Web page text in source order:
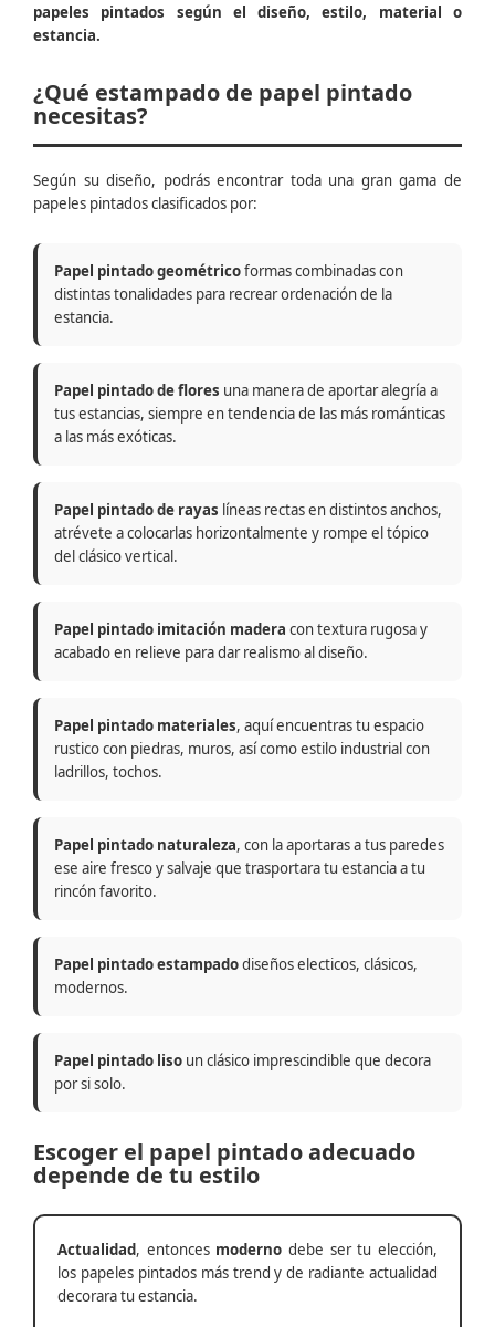
papeles pintados según el diseño, estilo, material o
estancia.
¿Qué estampado de papel pintado
necesitas?
Según su diseño, podrás encontrar toda una gran gama de
papeles pintados clasificados por:
Papel pintado geométricoformas combinadas con
distintas tonalidades para recrear ordenación de la
estancia.
Papel pintado de flores una manera de aportar alegría a
tus estancias, siempre en tendencia de las más románticas
a las más exóticas.
Papel pintado de rayas líneas rectas en distintos anchos,
atrévete a colocarlas horizontalmente y rompe el tópico
del clásico vertical.
Papel pintado imitación madera con textura rugosa y
acabado en relieve para dar realismo al diseño.
Papel pintado materiales, aquí encuentras tu espacio
rustico con piedras, muros, así como estilo industrial con
ladrillos, tochos.
Papel pintado naturaleza, con la aportaras a tus paredes
ese aire fresco y salvaje que trasportara tu estancia a tu
rincón favorito.
Papel pintado estampadodiseños electicos, clásicos,
modernos.
Papel pintado liso un clásico imprescindible que decora
por si solo.
Escoger el papel pintado adecuado
depende de tu estilo
Actualidad, entonces moderno debe ser tu elección,
los papeles pintados más trend y de radiante actualidad
decorara tu estancia.